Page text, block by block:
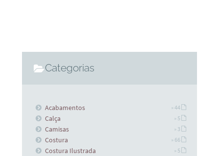
Categorias
Acabamentos » 44
Calça » 5
Camisas » 3
Costura » 66
Costura Ilustrada » 5